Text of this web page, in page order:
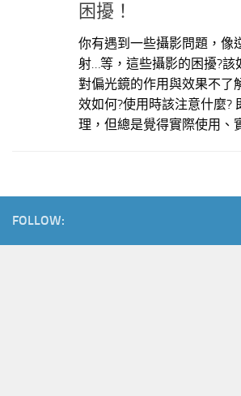
困擾！
你有遇到一些攝影問題，像
射…等，這些攝影的困擾?該
對偏光鏡的作用與效果不了
效如何?使用時該注意什麼?
理，但總是覺得實際使用、
FOLLOW: